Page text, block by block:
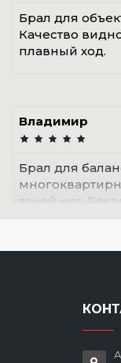
Брал для
Качество
плавный ход.
Владимир
Брал для
течей нет.